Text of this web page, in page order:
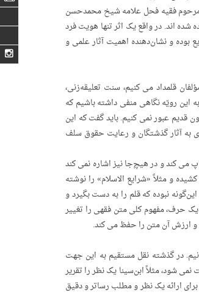
مرحوم فقیه فحل علامه شیخ محمدحسن
اند. در واقع یک اثر تنها هویت فرد
و نشان‌دهنده‌ اهمیت آثار علمی و
قلمداد می کنیم، سنت تعلیقه‌زنی،
رویّه نگاهی منفی داشته باشیم که
قدیم عبور نمی کنیم. باید گفت که این
به آثار گذشتگان و رعایت حقوق سلف
می کند و در هیچ‌جا نیز اشاره نمی کند
و مثلاً «شرایع الاسلام» را نوشته
نبوده که قلم را به دست بگیرد و
حرف، مفهوم کلی متن فقهی را تغییر
و ارزش آن متن را حفظ می کند.
در گذشته نقل مستقیم به این جهت
شود، مثلاً ابن‌سینا یک نظر را تقریر
ارائه یک نظر و مطلب رساتر و دقیق